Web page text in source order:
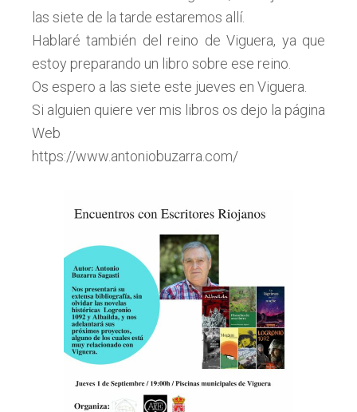
las siete de la tarde estaremos allí.
Hablaré también del reino de Viguera, ya que
estoy preparando un libro sobre ese reino.
Os espero a las siete este jueves en Viguera.
Si alguien quiere ver mis libros os dejo la página
Web
https://www.antoniobuzarra.com/